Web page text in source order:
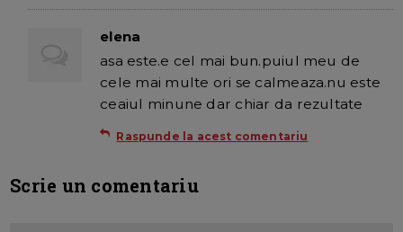
elena
asa este.e cel mai bun.puiul meu de
cele mai multe ori se calmeaza.nu este
ceaiul minune dar chiar da rezultate
Raspunde la acest comentariu
Scrie un comentariu